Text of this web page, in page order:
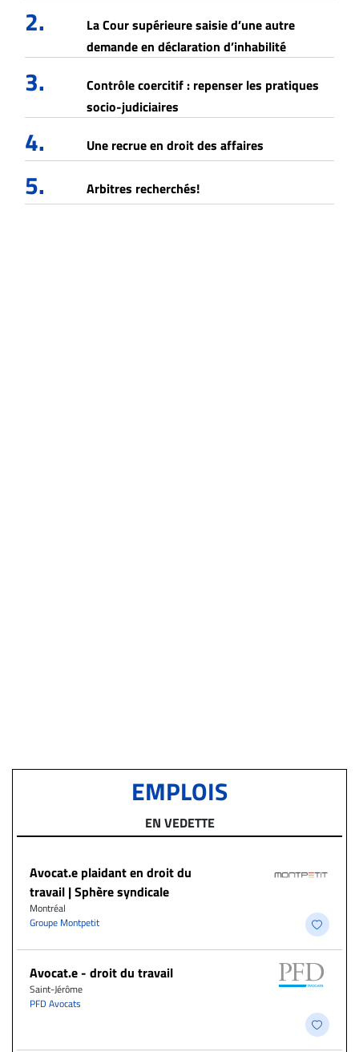
2.
La Cour supérieure saisie d’une autre
demande en déclaration d’inhabilité
3.
Contrôle coercitif : repenser les pratiques
socio-judiciaires
4. Une recrue en droit des affaires
5. Arbitres recherchés!
EMPLOIS
EN VEDETTE
Avocat.e plaidant en droit du
travail | Sphère syndicale
Montréal
Groupe Montpetit
Avocat.e - droit du travail
Saint-Jérôme
PFD Avocats